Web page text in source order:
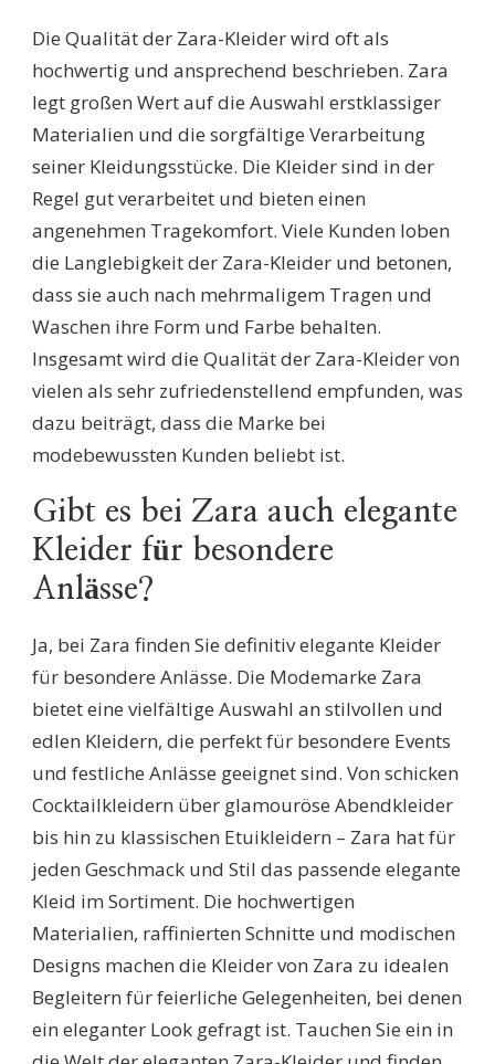
Die Qualität der Zara-Kleider wird oft als
hochwertig und ansprechend beschrieben. Zara
legt großen Wert auf die Auswahl erstklassiger
Materialien und die sorgfältige Verarbeitung
seiner Kleidungsstücke. Die Kleider sind in der
Regel gut verarbeitet und bieten einen
angenehmen Tragekomfort. Viele Kunden loben
die Langlebigkeit der Zara-Kleider und betonen,
dass sie auch nach mehrmaligem Tragen und
Waschen ihre Form und Farbe behalten.
Insgesamt wird die Qualität der Zara-Kleider von
vielen als sehr zufriedenstellend empfunden, was
dazu beiträgt, dass die Marke bei
modebewussten Kunden beliebt ist.
Gibt es bei Zara auch elegante
Kleider für besondere
Anlässe?
Ja, bei Zara finden Sie definitiv elegante Kleider
für besondere Anlässe. Die Modemarke Zara
bietet eine vielfältige Auswahl an stilvollen und
edlen Kleidern, die perfekt für besondere Events
und festliche Anlässe geeignet sind. Von schicken
Cocktailkleidern über glamouröse Abendkleider
bis hin zu klassischen Etuikleidern – Zara hat für
jeden Geschmack und Stil das passende elegante
Kleid im Sortiment. Die hochwertigen
Materialien, raffinierten Schnitte und modischen
Designs machen die Kleider von Zara zu idealen
Begleitern für feierliche Gelegenheiten, bei denen
ein eleganter Look gefragt ist. Tauchen Sie ein in